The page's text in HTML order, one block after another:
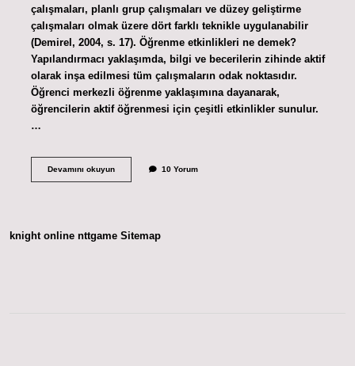
çalışmaları, planlı grup çalışmaları ve düzey geliştirme
çalışmaları olmak üzere dört farklı teknikle uygulanabilir
(Demirel, 2004, s. 17). Öğrenme etkinlikleri ne demek?
Yapılandırmacı yaklaşımda, bilgi ve becerilerin zihinde aktif
olarak inşa edilmesi tüm çalışmaların odak noktasıdır.
Öğrenci merkezli öğrenme yaklaşımına dayanarak,
öğrencilerin aktif öğrenmesi için çeşitli etkinlikler sunulur.
…
Devamını okuyunBireysel
10 Yorum
knight online nttgame Sitemap